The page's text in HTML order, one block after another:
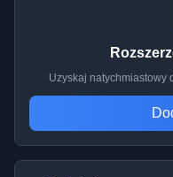
Uzyskaj natychmiastowy